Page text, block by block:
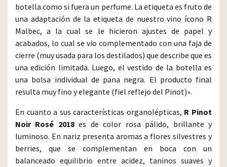
botella como si fuera un perfume. La etiqueta es fruto de
una adaptación de la etiqueta de nuestro vino ícono R
Malbec, a la cual se le hicieron ajustes de papel y
acabados, lo cual se vio complementado con una faja de
cierre (muy usada para los destilados) que describe que es
una edición limitada. Luego, el vestido de la botella es
una bolsa individual de pana negra. El producto final
resulta muy fino y elegante (fiel reflejo del Pinot)».
En cuanto a sus características organolépticas, R Pinot
Noir Rosé 2018es de color rosa pálido, brillante y
luminoso. En nariz presenta aromas a flores silvestres y
berries, que se complementan en boca con un
balanceado equilibrio entre acidez, taninos suaves y